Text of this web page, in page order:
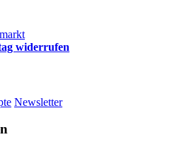
widerrufen
Newsletter